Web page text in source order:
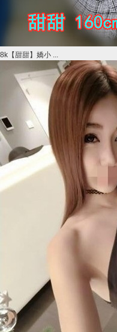
8k【甜甜】嬌小 ...